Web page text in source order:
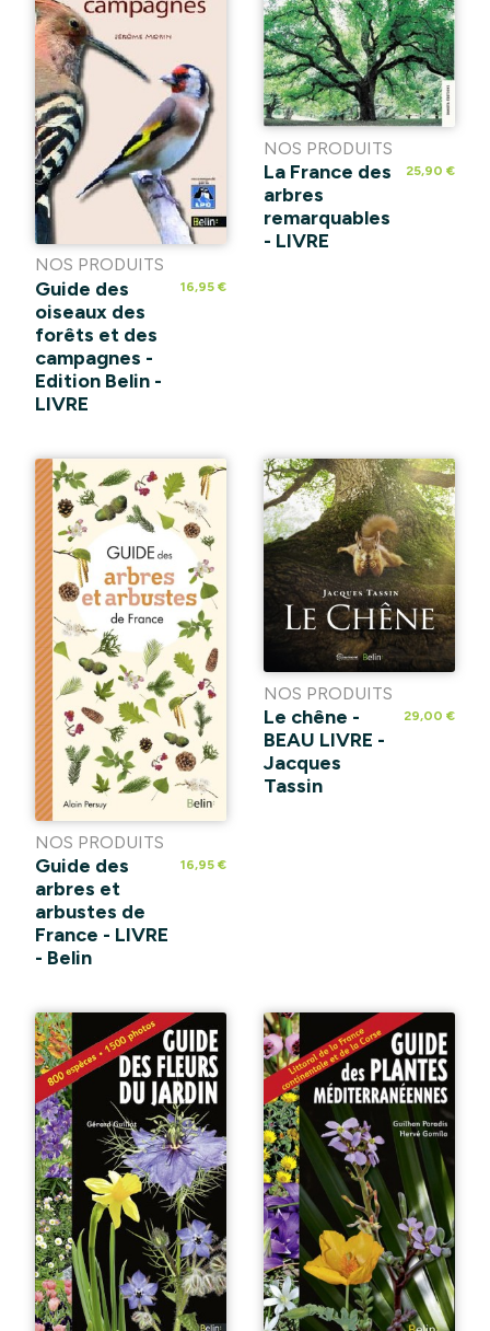
NOS PRODUITS
Guide des
oiseaux des
forêts et des
campagnes -
Edition Belin -
LIVRE
16,95 €
NOS PRODUITS
La France des
arbres
remarquables
- LIVRE
25,90 €
NOS PRODUITS
Guide des
arbres et
arbustes de
France - LIVRE
- Belin
16,95 €
NOS PRODUITS
Le chêne -
BEAU LIVRE -
Jacques
Tassin
29,00 €